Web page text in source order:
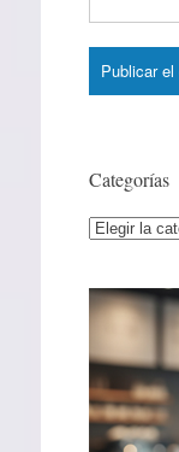
Categorías
Categorías